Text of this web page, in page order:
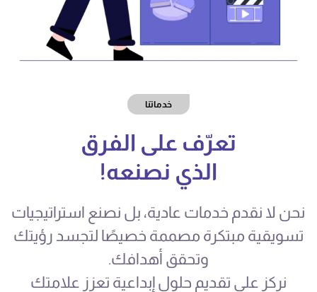
خدماتنا
تعرّف على الفرق
الذي نصنعه!
نحن لا نقدم خدمات عادية، بل نصنع استراتيجيات
تسويقية مبتكرة مصممة خصيصًا لتجسد رؤيتك
وتحقق أهدافك.
نركز على تقديم حلول إبداعية تعزز علامتك